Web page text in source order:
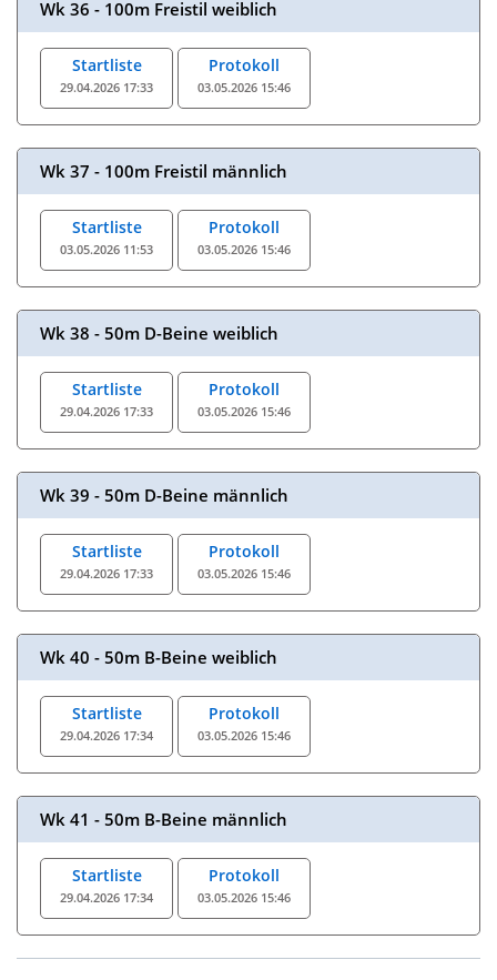
Wk 36 - 100m Freistil weiblich
Startliste
29.04.2026 17:33
Protokoll
03.05.2026 15:46
Wk 37 - 100m Freistil männlich
Startliste
03.05.2026 11:53
Protokoll
03.05.2026 15:46
Wk 38 - 50m D-Beine weiblich
Startliste
29.04.2026 17:33
Protokoll
03.05.2026 15:46
Wk 39 - 50m D-Beine männlich
Startliste
29.04.2026 17:33
Protokoll
03.05.2026 15:46
Wk 40 - 50m B-Beine weiblich
Startliste
29.04.2026 17:34
Protokoll
03.05.2026 15:46
Wk 41 - 50m B-Beine männlich
Startliste
29.04.2026 17:34
Protokoll
03.05.2026 15:46